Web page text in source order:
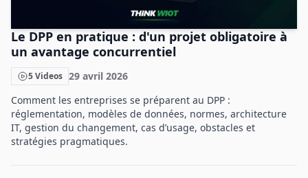
Le DPP en pratique : d'un projet obligatoire à
un avantage concurrentiel
5 Videos 29 avril 2026
Comment les entreprises se préparent au DPP :
réglementation, modèles de données, normes, architecture
IT, gestion du changement, cas d’usage, obstacles et
stratégies pragmatiques.